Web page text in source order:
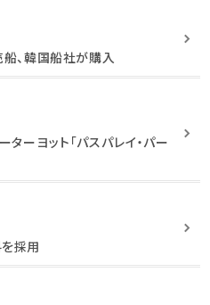
船、韓国船社が購入
ーヨット「パスパレイ・パー
採用